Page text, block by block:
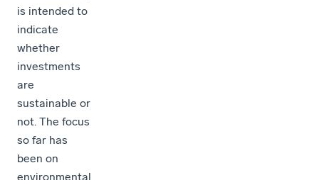
is intended to
indicate
whether
investments
are
sustainable or
not. The focus
so far has
been on
environmental